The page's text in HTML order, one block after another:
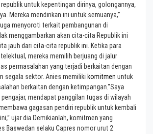
republik untuk kepentingan dirinya, golongannya,
Mereka mendirikan ini untuk semuanya,”
menyoroti terkait pembangunan di
menggambarkan akan cita-cita Republik ini
jauh dari cita-cita republik ini. Ketika para
mereka memilih berjuang di jalur
permasalahan yang terjadi berkaitan dengan
segala sektor. Anies memiliki komitmen untuk
berkaitan dengan ketimpangan.”Saya
mendapat panggilan tugas di wilayah
gagasan pendiri republik untuk kembali
ujar dia.Demikianlah, komitmen yang
Baswedan selaku Capres nomor urut 2